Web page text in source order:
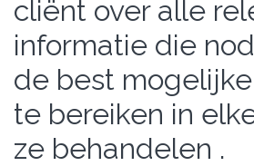
cliënt over alle
informatie die
de best
te bereiken in
ze behandelen .